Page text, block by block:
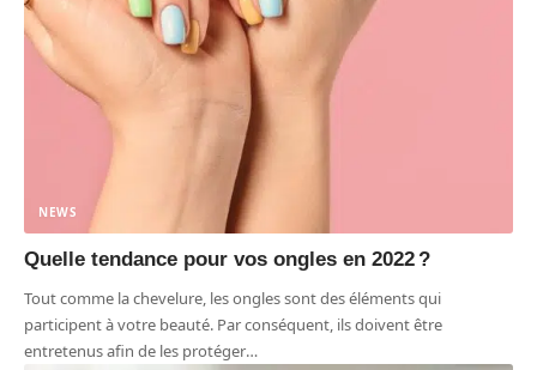
NEWS
Quelle tendance pour vos ongles en 2022 ?
Tout comme la chevelure, les ongles sont des éléments qui
participent à votre beauté. Par conséquent, ils doivent être
entretenus afin de les protéger…